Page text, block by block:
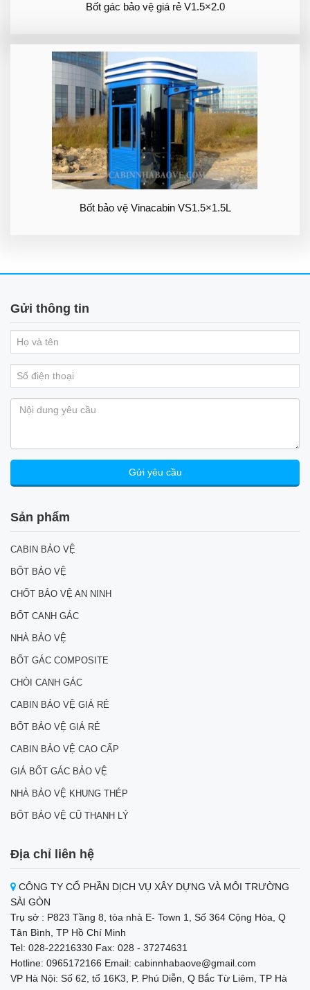
Bốt gác bảo vệ giá rẻ V1.5×2.0
Bốt bảo vệ Vinacabin VS1.5×1.5L
Gửi thông tin
Sản phẩm
CABIN BẢO VỆ
BỐT BẢO VỆ
CHỐT BẢO VỆ AN NINH
BỐT CANH GÁC
NHÀ BẢO VỆ
BỐT GÁC COMPOSITE
CHÒI CANH GÁC
CABIN BẢO VỆ GIÁ RẺ
BỐT BẢO VỆ GIÁ RẺ
CABIN BẢO VỆ CAO CẤP
GIÁ BỐT GÁC BẢO VỆ
NHÀ BẢO VỆ KHUNG THÉP
BỐT BẢO VỆ CŨ THANH LÝ
Địa chỉ liên hệ
CÔNG TY CỔ PHẦN DỊCH VỤ XÂY DỰNG VÀ MÔI TRƯỜNG
SÀI GÒN
Trụ sở : P823 Tầng 8, tòa nhà E- Town 1, Số 364 Cộng Hòa, Q
Tân Bình, TP Hồ Chí Minh
Tel: 028-22216330 Fax: 028 - 37274631
Hotline: 0965172166 Email: cabinnhabaove@gmail.com
VP Hà Nội: Số 62, tổ 16K3, P. Phú Diễn, Q Bắc Từ Liêm, TP Hà